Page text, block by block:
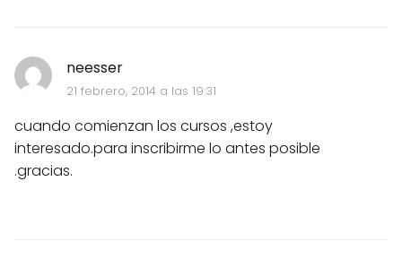
neesser
21 febrero, 2014 a las 19:31
cuando comienzan los cursos ,estoy
interesado.para inscribirme lo antes posible
.gracias.